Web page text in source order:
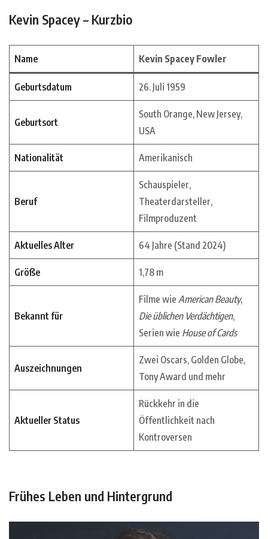
Kevin Spacey – Kurzbio
Name Kevin Spacey Fowler
Geburtsdatum 26. Juli 1959
Geburtsort
South Orange, New Jersey,
USA
Nationalität Amerikanisch
Beruf
Schauspieler,
Theaterdarsteller,
Filmproduzent
Aktuelles Alter 64 Jahre (Stand 2024)
Größe 1,78 m
Bekannt für
Filme wie American Beauty,
Die üblichen Verdächtigen,
Serien wie House of Cards
Auszeichnungen
Zwei Oscars, Golden Globe,
Tony Award und mehr
Aktueller Status
Rückkehr in die
Öffentlichkeit nach
Kontroversen
Frühes Leben und Hintergrund